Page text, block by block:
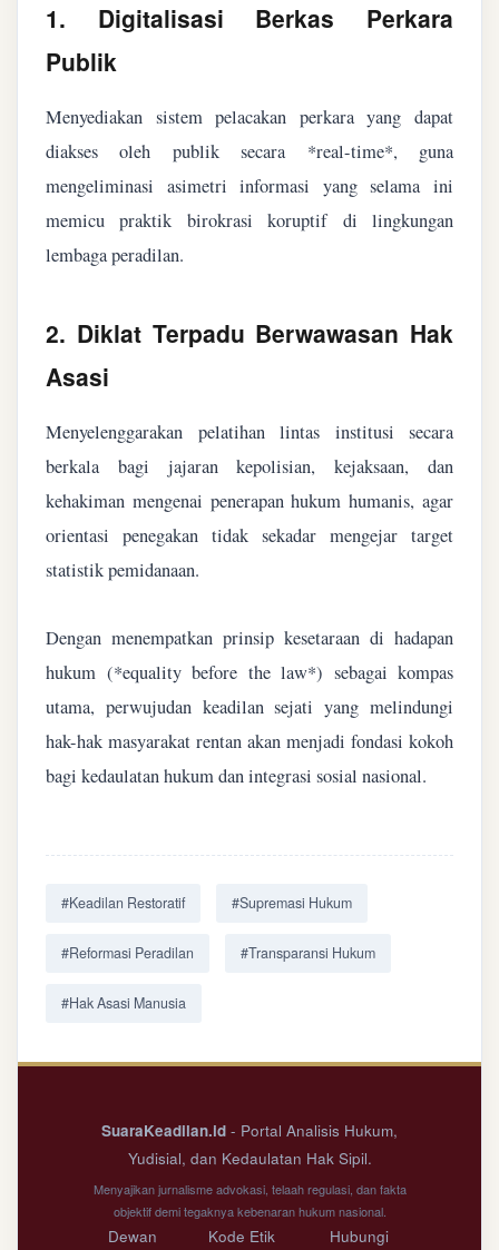
1. Digitalisasi Berkas Perkara
Publik
Menyediakan sistem pelacakan perkara yang dapat
diakses oleh publik secara *real-time*, guna
mengeliminasi asimetri informasi yang selama ini
memicu praktik birokrasi koruptif di lingkungan
lembaga peradilan.
2. Diklat Terpadu Berwawasan Hak
Asasi
Menyelenggarakan pelatihan lintas institusi secara
berkala bagi jajaran kepolisian, kejaksaan, dan
kehakiman mengenai penerapan hukum humanis, agar
orientasi penegakan tidak sekadar mengejar target
statistik pemidanaan.
Dengan menempatkan prinsip kesetaraan di hadapan
hukum (*equality before the law*) sebagai kompas
utama, perwujudan keadilan sejati yang melindungi
hak-hak masyarakat rentan akan menjadi fondasi kokoh
bagi kedaulatan hukum dan integrasi sosial nasional.
#Keadilan Restoratif #Supremasi Hukum
#Reformasi Peradilan #Transparansi Hukum
#Hak Asasi Manusia
SuaraKeadilan.id - Portal Analisis Hukum,
Yudisial, dan Kedaulatan Hak Sipil.
Menyajikan jurnalisme advokasi, telaah regulasi, dan fakta
objektif demi tegaknya kebenaran hukum nasional.
Dewan Kode Etik Hubungi